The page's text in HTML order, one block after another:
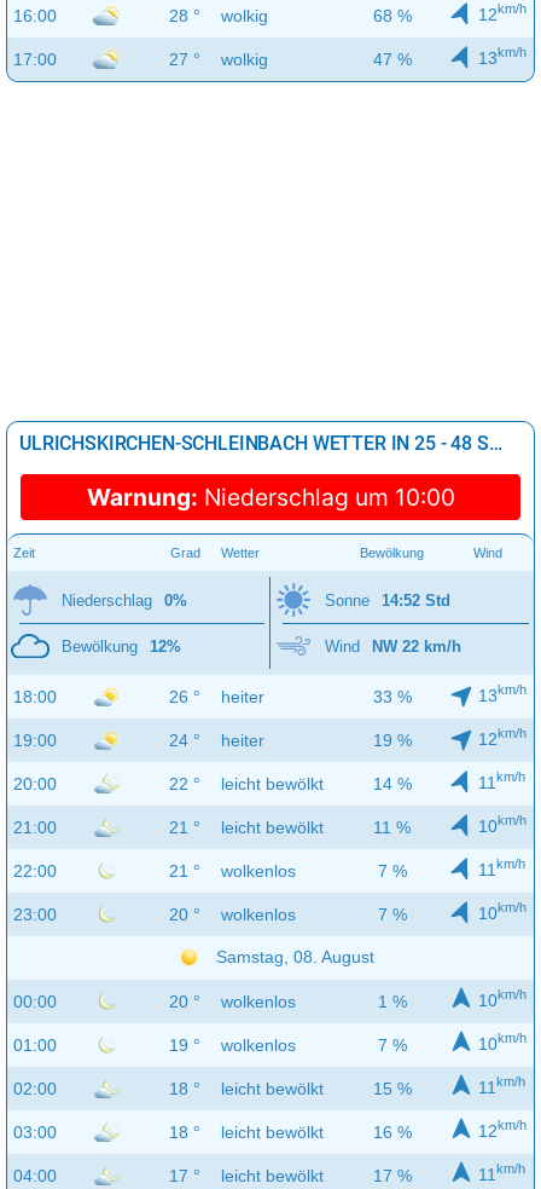
16:00 28 ° wolkig 68 % 12km/h
17:00 27 ° wolkig 47 % 13km/h
ULRICHSKIRCHEN-SCHLEINBACH WETTER IN 25 - 48 STUNDEN
Warnung: Niederschlag um 10:00
Zeit Grad Wetter Bewölkung Wind
Niederschlag 0%
Bewölkung 12%
Sonne 14:52 Std
Wind NW 22 km/h
18:00 26 ° heiter 33 % 13km/h
19:00 24 ° heiter 19 % 12km/h
20:00 22 ° leicht bewölkt 14 % 11 km/h
21:00 21 ° leicht bewölkt 11 % 10km/h
22:00 21 ° wolkenlos 7 % 11 km/h
23:00 20 ° wolkenlos 7 % 10km/h
Samstag, 08. August
00:00 20 ° wolkenlos 1 % 10km/h
01:00 19 ° wolkenlos 7 % 10km/h
02:00 18 ° leicht bewölkt 15 % 11 km/h
03:00 18 ° leicht bewölkt 16 % 12km/h
04:00 17 ° leicht bewölkt 17 % 11 km/h